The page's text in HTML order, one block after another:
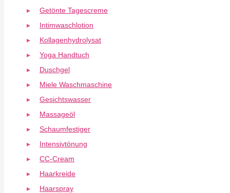
Getönte Tagescreme
Intimwaschlotion
Kollagenhydrolysat
Yoga Handtuch
Duschgel
Miele Waschmaschine
Gesichtswasser
Massageöl
Schaumfestiger
Intensivtönung
CC-Cream
Haarkreide
Haarspray